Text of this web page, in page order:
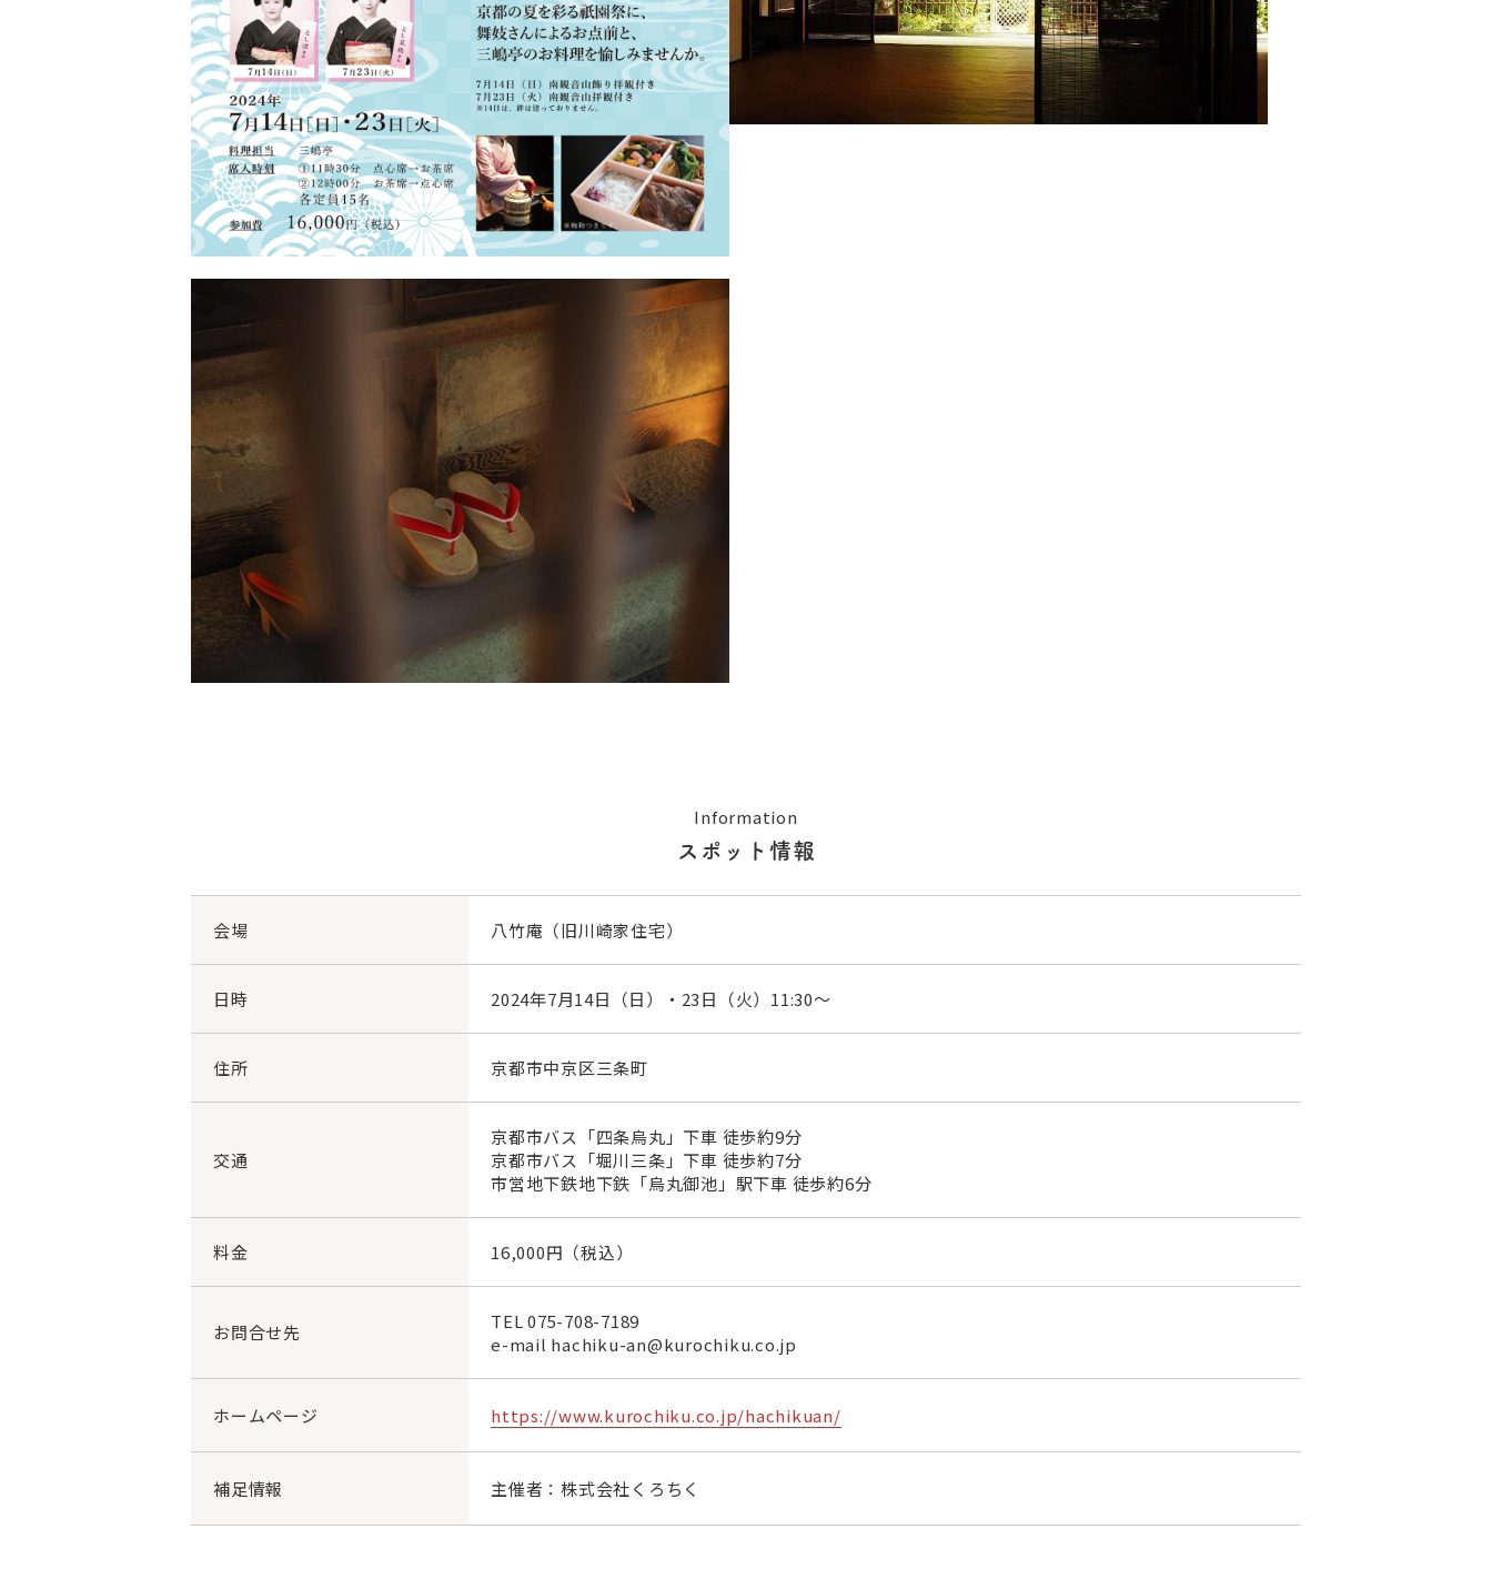
Information
スポット情報
会場 八竹庵（旧川崎家住宅）
日時 2024年7月14日（日）・23日（火）11:30～
住所 京都市中京区三条町
交通
京都市バス「四条烏丸」下車 徒歩約9分
京都市バス「堀川三条」下車 徒歩約7分
市営地下鉄地下鉄「烏丸御池」駅下車 徒歩約6分
料金 16,000円（税込）
お問合せ先 TEL075-708-7189
e-mail hachiku-an@kurochiku.co.jp
ホームページ https://www.kurochiku.co.jp/hachikuan/
補足情報 主催者：株式会社くろちく